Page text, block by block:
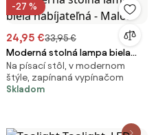
-27 %
24,95 €33,95 €
Moderná stolná lampa biela
nabíjateľná - Maloi
Na písací stôl, v modernom
štýle, zapínaná vypínačom
Skladom